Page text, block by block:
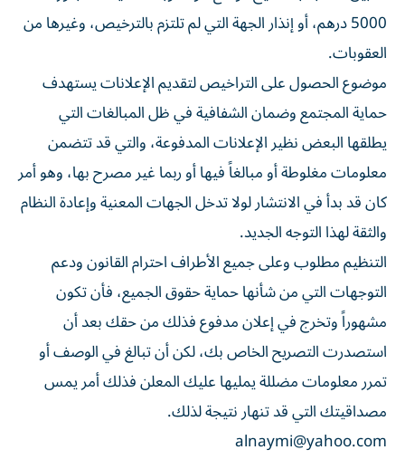
5000 درهم، أو إنذار الجهة التي لم تلتزم بالترخيص، وغيرها من
العقوبات.
موضوع الحصول على التراخيص لتقديم الإعلانات يستهدف
حماية المجتمع وضمان الشفافية في ظل المبالغات التي
يطلقها البعض نظير الإعلانات المدفوعة، والتي قد تتضمن
معلومات مغلوطة أو مبالغاً فيها أو ربما غير مصرح بها، وهو أمر
كان قد بدأ في الانتشار لولا تدخل الجهات المعنية وإعادة النظام
والثقة لهذا التوجه الجديد.
التنظيم مطلوب وعلى جميع الأطراف احترام القانون ودعم
التوجهات التي من شأنها حماية حقوق الجميع، فأن تكون
مشهوراً وتخرج في إعلان مدفوع فذلك من حقك بعد أن
استصدرت التصريح الخاص بك، لكن أن تبالغ في الوصف أو
تمرر معلومات مضللة يمليها عليك المعلن فذلك أمر يمس
مصداقيتك التي قد تنهار نتيجة لذلك.
alnaymi@yahoo.com